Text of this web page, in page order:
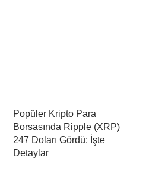
Popüler Kripto Para
Borsasında Ripple (XRP)
247 Doları Gördü: İşte
Detaylar